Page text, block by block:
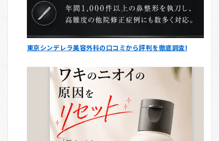
東京シンデレラ美容外科の口コミから評判を徹底調査!